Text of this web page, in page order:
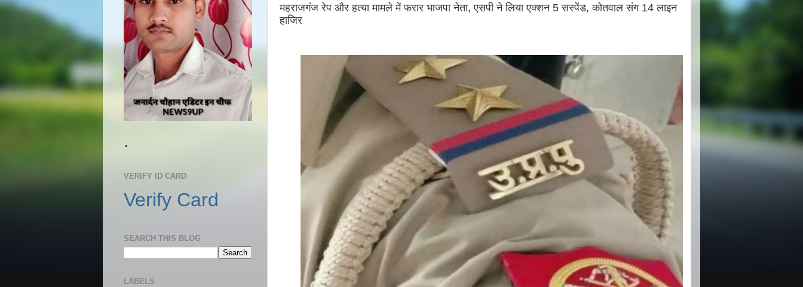
महराजगंज रेप और हत्या मामले में फरार भाजपा नेता, एसपी ने लिया एक्शन 5 सस्पेंड, कोतवाल संग 14 लाइन
हाजिर
.
VERIFY ID CARD
Verify Card
SEARCH THIS BLOG
LABELS